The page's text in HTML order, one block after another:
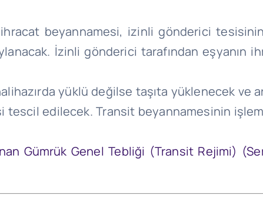
beyannamesi, izinli gönderici
İzinli gönderici tarafından eşyanın
yüklü değilse taşıta yüklenecek ve
edilecek. Transit beyannamesinin
Gümrük Genel Tebliği (Transit Rejimi)